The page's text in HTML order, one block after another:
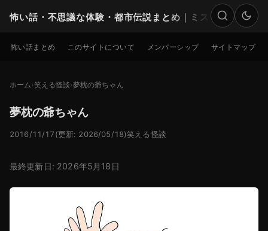
怖い話・不思議な体験・都市伝説まとめ｜ミステリー
検索
怖い話まとめ このサイトについて メンバーシップ サイトマップ
ホーム 笑える怪談 夢枕の爺ちゃん
夢枕の爺ちゃん
2016/11/17 (更新: 2026/05/18)笑える怪談
最終更新日: 2026年5月18日